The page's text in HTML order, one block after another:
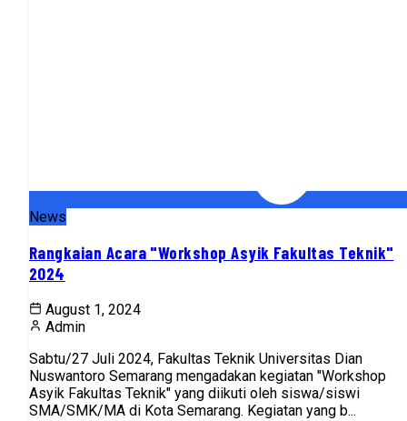
News
Rangkaian Acara "Workshop Asyik Fakultas Teknik"
2024
August 1, 2024
Admin
Sabtu/27 Juli 2024, Fakultas Teknik Universitas Dian
Nuswantoro Semarang mengadakan kegiatan "Workshop
Asyik Fakultas Teknik" yang diikuti oleh siswa/siswi
SMA/SMK/MA di Kota Semarang. Kegiatan yang b...